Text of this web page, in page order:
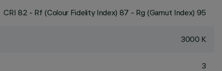
CRI 82 - Rf (Colour Fidelity Index) 87 - Rg (Gamut Index) 95
3000 K
3